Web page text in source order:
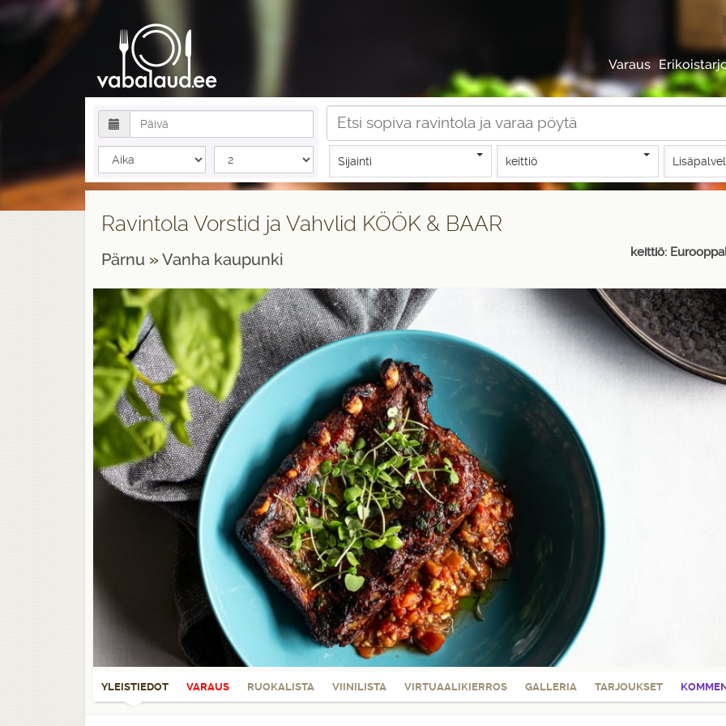
Varaus
Sijainti keittiö
Ravintola Vorstid ja Vahvlid KÖÖK & BAAR
Pärnu » Vanha kaupunki keittiö:
YLEISTIEDOT VARAUS RUOKALISTA VIINILISTA VIRTUAALIKIERROS GALLERIA TARJOUKSET